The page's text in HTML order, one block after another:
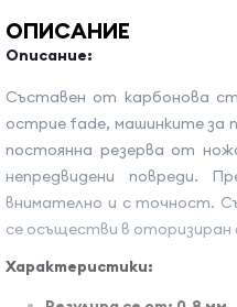
ОПИСАНИЕ
Описание:
Cъставен от карбонова
острие fade, машинките за
постоянна резерва от
непредвидени повреди.
внимателно и с точност.
се осъществи в оторизиран
Характеристики: